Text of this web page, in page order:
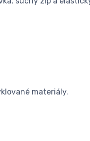
materiály.